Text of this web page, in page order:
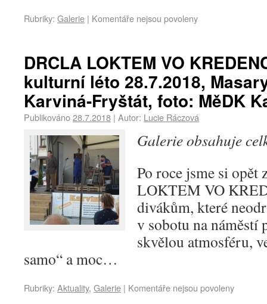
Rubriky: Galerie | Komentáře nejsou povoleny
DRCLA LOKTEM VO
kulturní léto 28.7.2018,
Karviná-Fryštát, foto: MěDK
Publikováno28.7.2018 | Autor: Lucie Ráczová
Galerie obsahuje
Po roce jsme si
LOKTEM VO
divákům, které
v sobotu na
skvělou atmosféru,
samo“ a moc…
Rubriky: Aktuality, Galerie | Komentáře nejsou povoleny